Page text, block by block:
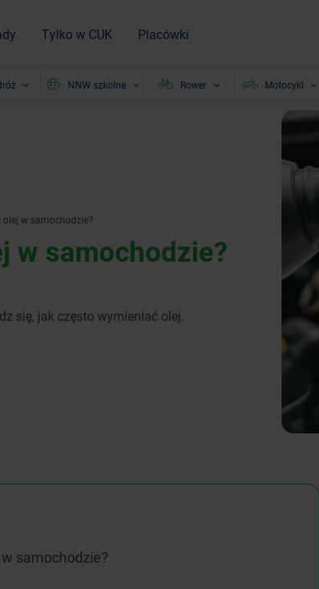
Tylko w CUK Placówki
NNW szkolne Rower Motocykl
w samochodzie?
w samochodzie?
się, jak często wymieniać olej.
samochodzie?